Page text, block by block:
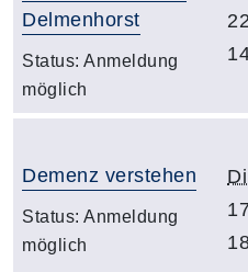
Delmenhorst
Status: Anmeldung
möglich
Demenz verstehen
Status: Anmeldung
möglich